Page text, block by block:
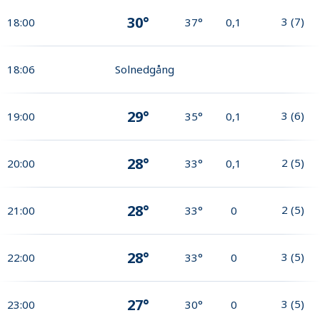
18:00 30° 37° 0,1 3 (7)
18:06 Solnedgång
19:00 29° 35° 0,1 3 (6)
20:00 28° 33° 0,1 2 (5)
21:00 28° 33° 0 2 (5)
22:00 28° 33° 0 3 (5)
23:00 27° 30° 0 3 (5)